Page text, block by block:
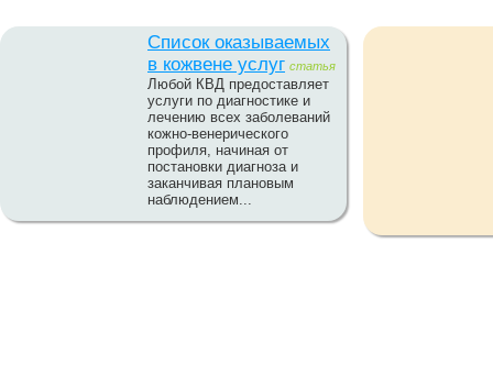
Список оказываемых
в кожвене услуг статья
Любой КВД предоставляет
услуги по диагностике и
лечению всех заболеваний
кожно-венерического
профиля, начиная от
постановки диагноза и
заканчивая плановым
наблюдением...